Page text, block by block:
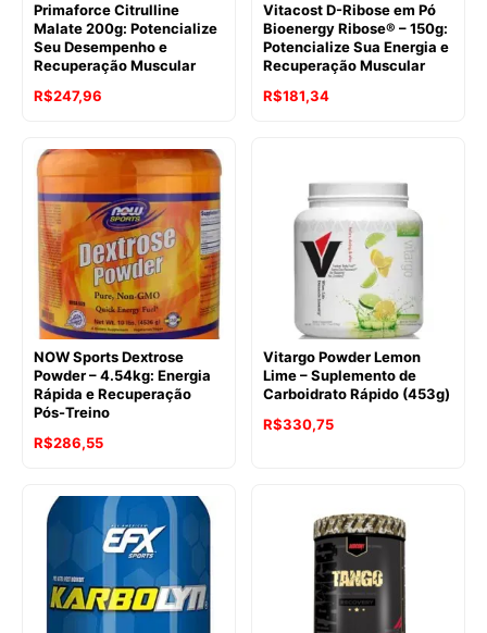
Primaforce Citrulline
Malate 200g: Potencialize
Seu Desempenho e
Recuperação Muscular
O
original
era:
R$428,30.
R$247,96
atual
R$247,96.
Vitacost D-Ribose em Pó
Bioenergy Ribose® – 150g:
Potencialize Sua Energia e
Recuperação Muscular
R$181,34
NOW Sports Dextrose
Powder – 4.54kg: Energia
Rápida e Recuperação
Pós-Treino
O
original
era:
R$286,55O
atual
é:
R$286,55.
Vitargo Powder Lemon
Lime – Suplemento de
Carboidrato Rápido (453g)
R$330,75